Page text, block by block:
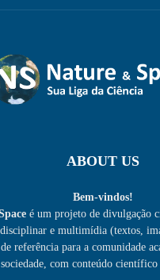
ABOUT US
Bem-vindos!
é um projeto de divulgação
e multimídia (textos,
referência para a comunidade
sociedade, com conteúdo científico